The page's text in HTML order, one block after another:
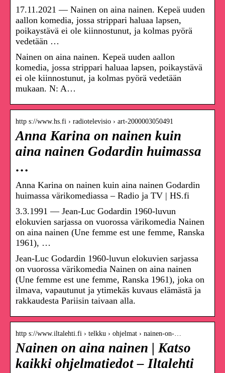
17.11.2021 — Nainen on aina nainen. Kepeä uuden
aallon komedia, jossa strippari haluaa lapsen,
poikaystävä ei ole kiinnostunut, ja kolmas pyörä
vedetään …
Nainen on aina nainen. Kepeä uuden aallon
komedia, jossa strippari haluaa lapsen, poikaystävä
ei ole kiinnostunut, ja kolmas pyörä vedetään
mukaan. N: A…
http s://www.hs.fi › radiotelevisio › art-2000003050491
Anna Karina on nainen kuin
aina nainen Godardin huimassa
…
Anna Karina on nainen kuin aina nainen Godardin
huimassa värikomediassa – Radio ja TV | HS.fi
3.3.1991 — Jean-Luc Godardin 1960-luvun
elokuvien sarjassa on vuorossa värikomedia Nainen
on aina nainen (Une femme est une femme, Ranska
1961), …
Jean-Luc Godardin 1960-luvun elokuvien sarjassa
on vuorossa värikomedia Nainen on aina nainen
(Une femme est une femme, Ranska 1961), joka on
ilmava, vapautunut ja ytimekäs kuvaus elämästä ja
rakkaudesta Pariisin taivaan alla.
http s://www.iltalehti.fi › telkku › ohjelmat › nainen-on-…
Nainen on aina nainen | Katso
kaikki ohjelmatiedot – Iltalehti